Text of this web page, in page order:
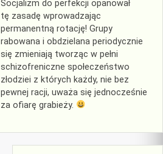
Socjalizm do perfekcji opanował
tę zasadę wprowadzając
permanentną rotację! Grupy
rabowana i obdzielana periodycznie
się zmieniają tworząc w pełni
schizofreniczne społeczeństwo
złodziei z których każdy, nie bez
pewnej racji, uważa się jednocześnie
za ofiarę grabieży.